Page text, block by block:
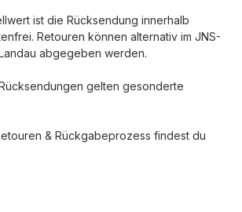
ist die Rücksendung innerhalb
Retouren können alternativ im JNS-
abgegeben werden.
gelten gesonderte
& Rückgabeprozess findest du